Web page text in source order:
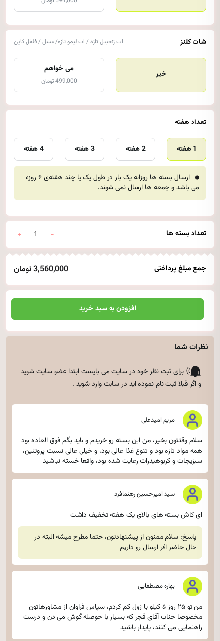
شات کلنز اب زنجبیل تازه / اب لیمو تازه/ عسل / فلفل کاین
خیر
می خواهم
499,000 تومان
تعداد هفته
1 هفته 2 هفته 3 هفته 4 هفته
ارسال بسته ها روزانه یک بار در طول یک یا چند هفته‌ی ۶ روزه
می باشد و جمعه ها ارسال نمی شوند.
تعداد بسته ها
جمع مبلغ پرداختی 3,560,000 تومان
افزودن به سبد خرید
نظرات شما
برای ثبت نظر خود در سایت می بایست ابتدا عضو سایت شوید
و اگر قبلا ثبت نام نموده اید در سایت وارد شوید .
مریم امیدعلی
سلام وقتتون بخیر، من این بسته رو خریدم و باید بگم فوق العاده بود
همه مواد تازه بود و تنوع غذا عالی بود، و خیلی عالی نسبت پروتئین،
سبزیجات و کربوهیدرات رعایت شده بود، واقعا خسته نباشید
سید امیرحسین رهنمافرد
ای کاش بسته های بالای یک هفته تخفیف داشت
پاسخ: سلام ممنون از پیشنهادتون، حتما مطرح میشه البته در
حال حاضر افر ارسال رو داریم
بهاره مصطفایی
من تو ۲۵ روز ۵ کیلو با ژول کم کردم، سپاس فراوان از مشاورهاتون
مخصوصا جناب آقای قجر که بسیار با حوصله گوش می دن و درست
راهنمایی می کنند، پایدار باشید